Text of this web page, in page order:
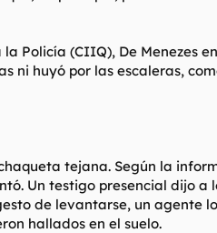
Policía (CIIQ), De Menezes
ni huyó por las escaleras,
tejana. Según la
Un testigo presencial dijo a
de levantarse, un agente
hallados en el suelo.